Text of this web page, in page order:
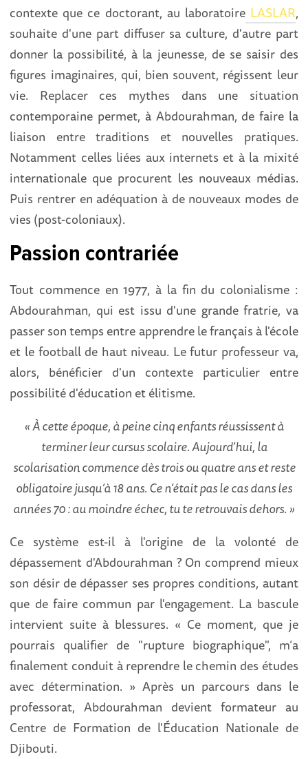
contexte que ce doctorant, au laboratoireLASLAR,
souhaite d'une part diffuser sa culture, d'autre part
donner la possibilité, à la jeunesse, de se saisir des
figures imaginaires, qui, bien souvent, régissent leur
vie. Replacer ces mythes dans une situation
contemporaine permet, à Abdourahman, de faire la
liaison entre traditions et nouvelles pratiques.
Notamment celles liées aux internets et à la mixité
internationale que procurent les nouveaux médias.
Puis rentrer en adéquation à de nouveaux modes de
vies (post-coloniaux).
Passion contrariée
Tout commence en 1977, à la fin du colonialisme :
Abdourahman, qui est issu d'une grande fratrie, va
passer son temps entre apprendre le français à l'école
et le football de haut niveau. Le futur professeur va,
alors, bénéficier d'un contexte particulier entre
possibilité d'éducation et élitisme.
« À cette époque, à peine cinq enfants réussissent à
terminer leur cursus scolaire. Aujourd’hui, la
scolarisation commence dès trois ou quatre ans et reste
obligatoire jusqu’à 18 ans. Ce n’était pas le cas dans les
années 70 : au moindre échec, tu te retrouvais dehors. »
Ce système est-il à l'origine de la volonté de
dépassement d'Abdourahman ? On comprend mieux
son désir de dépasser ses propres conditions, autant
que de faire commun par l'engagement. La bascule
intervient suite à blessures. « Ce moment, que je
pourrais qualifier de "rupture biographique", m’a
finalement conduit à reprendre le chemin des études
avec détermination. » Après un parcours dans le
professorat, Abdourahman devient formateur au
Centre de Formation de l'Éducation Nationale de
Djibouti.